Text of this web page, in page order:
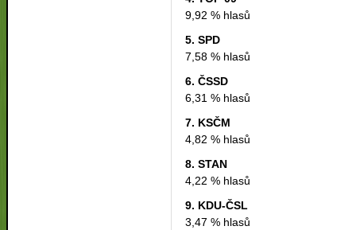
9,92 % hlasů
5. SPD
7,58 % hlasů
6. ČSSD
6,31 % hlasů
7. KSČM
4,82 % hlasů
8. STAN
4,22 % hlasů
9. KDU-ČSL
3,47 % hlasů